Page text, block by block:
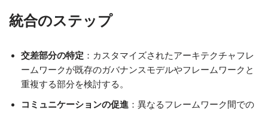
統合のステップ
交差部分の特定 ：カスタマイズされたアーキテクチャフレ
ームワークが既存のガバナンスモデルやフレームワークと
重複する部分を検討する。
コミュニケーションの促進 ：異なるフレームワーク間での